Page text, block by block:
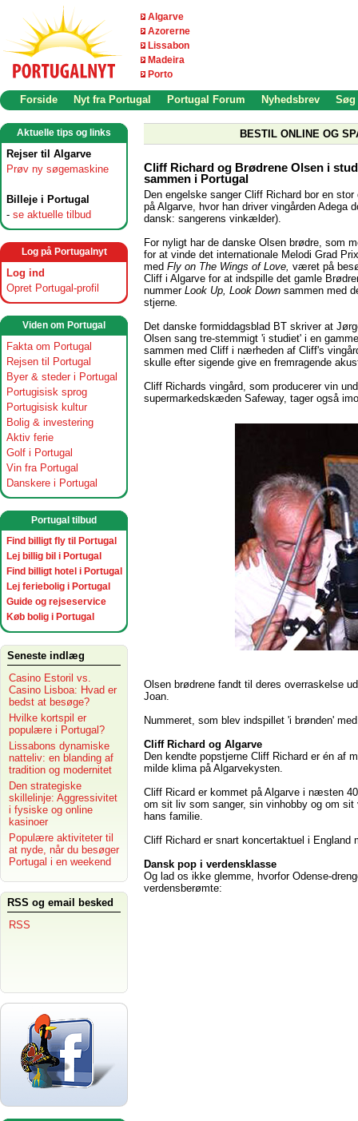
Algarve
Azorerne
Lissabon
Madeira
Porto
Forside Nyt fra Portugal Portugal Forum Nyhedsbrev Søg
Aktuelle tips og links
Rejser til Algarve
Prøv ny søgemaskine
Billeje i Portugal
- se aktuelle tilbud
Log på Portugalnyt
Log ind
Opret Portugal-profil
Viden om Portugal
Fakta om Portugal
Rejsen til Portugal
Byer & steder i Portugal
Portugisisk sprog
Portugisisk kultur
Bolig & investering
Aktiv ferie
Golf i Portugal
Vin fra Portugal
Danskere i Portugal
Portugal tilbud
Find billigt fly til Portugal
Lej billig bil i Portugal
Find billigt hotel i Portugal
Lej feriebolig i Portugal
Guide og rejseservice
Køb bolig i Portugal
Seneste indlæg
Casino Estoril vs.
Casino Lisboa: Hvad er
bedst at besøge?
Hvilke kortspil er
populære i Portugal?
Lissabons dynamiske
natteliv: en blanding af
tradition og modernitet
Den strategiske
skillelinje: Aggressivitet
i fysiske og online
kasinoer
Populære aktiviteter til
at nyde, når du besøger
Portugal i en weekend
RSS og email besked
RSS
BESTIL ONLINE OG
Cliff Richard og Brødrene Olsen i
sammen i Portugal
Den engelske sanger Cliff Richard bor en stor
på Algarve, hvor han driver vingården Adega
dansk: sangerens vinkælder).
For nyligt har de danske Olsen brødre, som
for at vinde det internationale Melodi Grad
med Fly on The Wings of Love, været på
Cliff i Algarve for at indspille det gamle
nummer Look Up, Look Down sammen med
stjerne
Det danske formiddagsblad BT skriver at
Olsen sang tre-stemmigt 'i studiet' i en
sammen med Cliff i nærheden af Cliff's
skulle efter sigende give en fremragende
Cliff Richards vingård, som producerer vin
supermarkedskæden Safeway, tager også
Olsen brødrene fandt til deres overraskelse
Joan.
Nummeret, som blev indspillet 'i brønden'
Cliff Richard og Algarve
Den kendte popstjerne Cliff Richard er én af
milde klima på Algarvekysten.
Cliff Ricard er kommet på Algarve i næsten
om sit liv som sanger, sin vinhobby og om
hans familie.
Cliff Richard er snart koncertaktuel i
Dansk pop i verdensklasse
Og lad os ikke glemme, hvorfor Odense-
verdensberømte: